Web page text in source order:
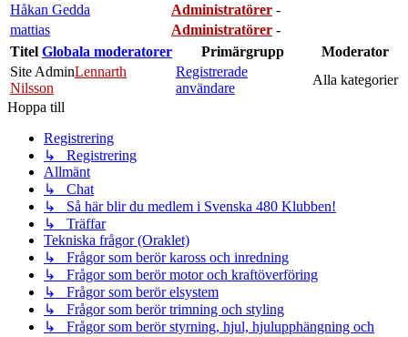
Håkan Gedda
Administratörer -
mattias
Administratörer -
Titel Globala moderatorer Primärgrupp
Moderator
Site AdminLennarth
Nilsson
Registrerade
användare
Alla kategorier
Hoppa till
Registrering
↳ Registrering
Allmänt
↳ Chat
↳ Så här blir du medlem i Svenska 480 Klubben!
↳ Träffar
Tekniska frågor (Oraklet)
↳ Frågor som berör kaross och inredning
↳ Frågor som berör motor och kraftöverföring
↳ Frågor som berör elsystem
↳ Frågor som berör trimning och styling
↳ Frågor som berör styrning, hjul, hjulupphängning och